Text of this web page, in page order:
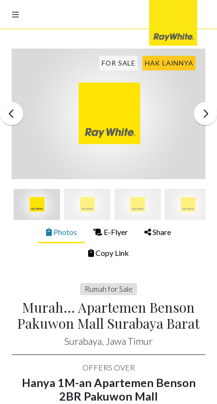
FOR SALE HAK LAINNYA
Photos E-Flyer Share
Copy Link
Rumah for Sale
Murah... Apartemen Benson
Pakuwon Mall Surabaya Barat
Surabaya, Jawa Timur
OFFERS OVER
Hanya 1M-an Apartemen Benson
2BR Pakuwon Mall